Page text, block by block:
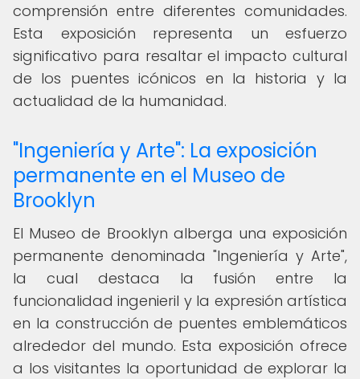
comprensión entre diferentes comunidades.
Esta exposición representa un esfuerzo
significativo para resaltar el impacto cultural
de los puentes icónicos en la historia y la
actualidad de la humanidad.
"Ingeniería y Arte": La exposición
permanente en el Museo de
Brooklyn
El Museo de Brooklyn alberga una exposición
permanente denominada "Ingeniería y Arte",
la cual destaca la fusión entre la
funcionalidad ingenieril y la expresión artística
en la construcción de puentes emblemáticos
alrededor del mundo. Esta exposición ofrece
a los visitantes la oportunidad de explorar la